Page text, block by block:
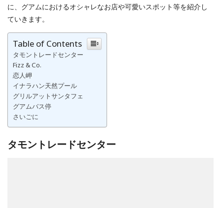
に、グアムにおけるオシャレなお店や可愛いスポット等を紹介し
ていきます。
Table of Contents
タモントレードセンター
Fizz & Co.
恋人岬
イナラハン天然プール
グリルアットサンタフェ
グアムバス停
さいごに
タモントレードセンター